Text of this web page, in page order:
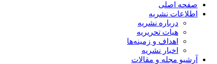
صفحه اصلی
اطلاعات نشریه
درباره نشریه
هیات تحریریه
اهداف و زمینه‌ها
اخبار نشریه
آرشیو مجله و مقالات